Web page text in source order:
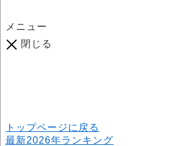
メニュー
閉じる
トップページに戻る
最新2026年ランキング